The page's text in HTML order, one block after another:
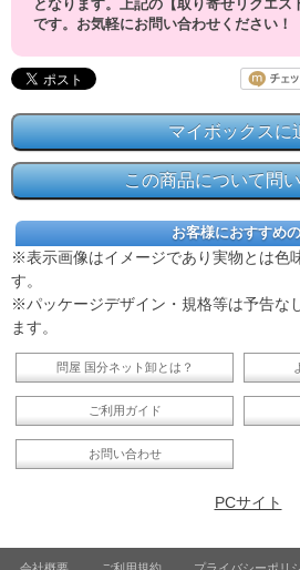
となります。上記の【取り寄せリクエス
です。お気軽にお問い合わせください！
お客様におすすめ
※表示画像はイメージであり実物とは色
す。
※パッケージデザイン・規格等は予告な
ます。
問屋 国分ネット卸とは？
ご利用ガイド
お問い合わせ
PCサイト